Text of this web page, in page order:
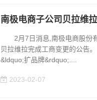
南极电商子公司贝拉维
2月7日消息,南极电商股份有
贝拉维拉完成工商变更的公
&ldquo;扩品牌&rdquo;....
2023-02-07